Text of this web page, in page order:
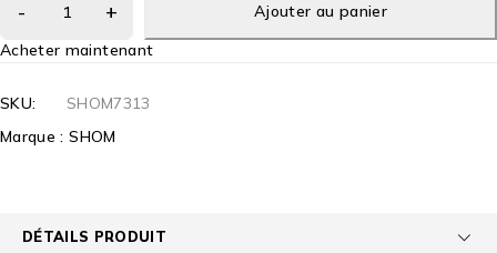
Ajouter au panier
Acheter maintenant
SKU:
SHOM7313
Marque :SHOM
DÉTAILS PRODUIT